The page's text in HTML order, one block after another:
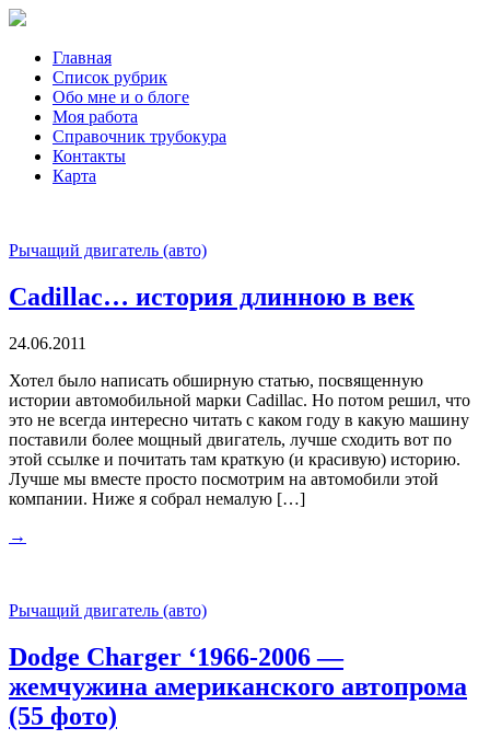
Главная
Список рубрик
Обо мне и о блоге
Моя работа
Справочник трубокура
Контакты
Карта
Рычащий двигатель (авто)
Cadillac… история длинною в век
24.06.2011
Хотел было написать обширную статью, посвященную
истории автомобильной марки Cadillac. Но потом решил, что
это не всегда интересно читать с каком году в какую машину
поставили более мощный двигатель, лучше сходить вот по
этой ссылке и почитать там краткую (и красивую) историю.
Лучше мы вместе просто посмотрим на автомобили этой
компании. Ниже я собрал немалую […]
→
Рычащий двигатель (авто)
Dodge Charger ‘1966-2006 —
жемчужина американского автопрома
(55 фото)